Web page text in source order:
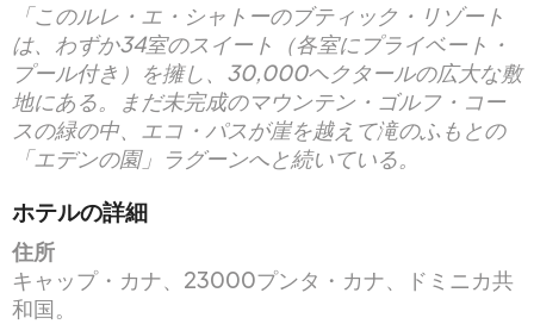
「このルレ・エ・シャトーのブティック・リゾート
は、わずか34室のスイート（各室にプライベート・
プール付き）を擁し、30,000ヘクタールの広大な敷
地にある。まだ未完成のマウンテン・ゴルフ・コー
スの緑の中、エコ・パスが崖を越えて滝のふもとの
「エデンの園」ラグーンへと続いている。
ホテルの詳細
住所
キャップ・カナ、23000プンタ・カナ、ドミニカ共
和国。